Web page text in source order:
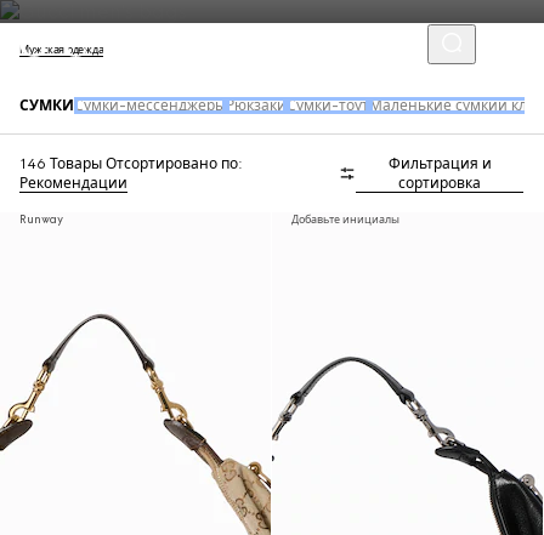
Мужская одежда
СУМКИ Сумки-мессенджеры Рюкзаки Сумки-тоут Маленькие сумкии
146 Товары Отсортировано по:
Рекомендации
Фильтрация и
сортировка
Runway Добавьте инициалы